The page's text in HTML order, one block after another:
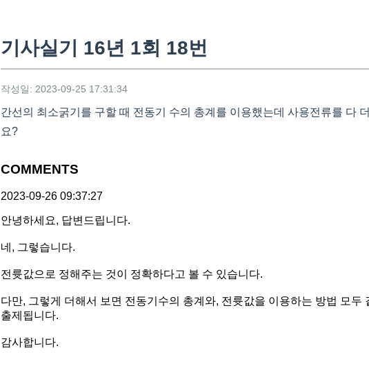
기사실기 16년 1회 18번
작성일: 2023-09-25 17:31:34
간선의 최소굵기를 구할 때 전동기 수의 총계를 이용했는데 사용전류를 다
요?
COMMENTS
2023-09-26 09:37:27
안녕하세요, 답변드립니다.
네, 그렇습니다.
전륫값으로 정해주는 것이 정확하다고 볼 수 있습니다.
다만, 그렇게 더해서 보면 전동기수의 총계와, 전륫값을 이용하는 방법 모두
출제됩니다.
감사합니다.